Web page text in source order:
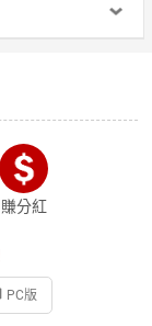
賺分紅
PC版